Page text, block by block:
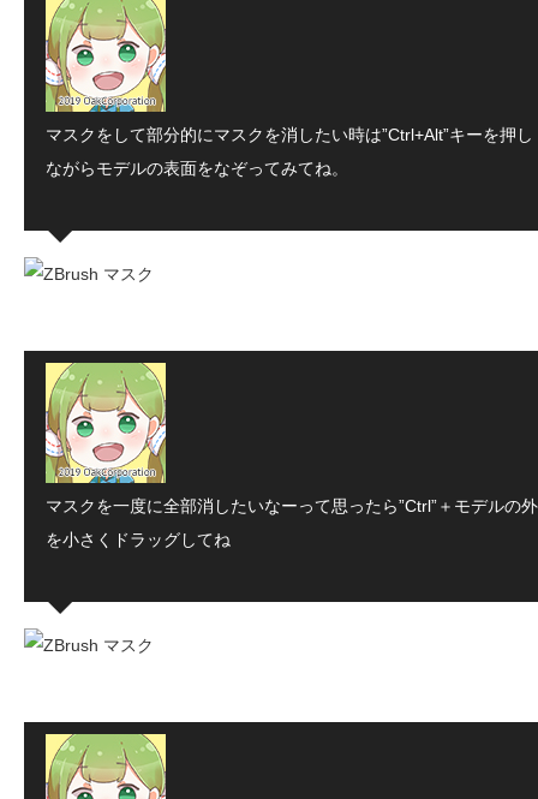
マスクをして部分的にマスクを消したい時は”Ctrl+Alt”キーを押し
ながらモデルの表面をなぞってみてね。
マスクを一度に全部消したいなーって思ったら”Ctrl”＋モデルの外
を小さくドラッグしてね